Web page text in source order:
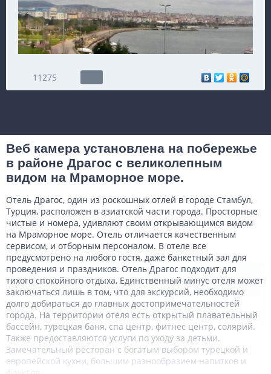
11275
Веб камера установлена на побережье
в районе Драгос с великолепным
видом на Мраморное море.
Отель Драгос, один из роскошных отлей в городе Стамбул,
Турция, расположен в азиатской части города. Просторные
чистые и номера, удивляют своим открывающимся видом
на Мраморное море. Отель отличается качественным
сервисом, и отборным персоналом. В отеле все
предусмотрено на любого гостя, даже банкетный зал для
проведения и праздников. Отель Драгос подходит для
тихого спокойного отдыха, Единственный минус отеля может
заключаться лишь в том, что для экскурсий, необходимо
долго добираться до главных достопримечательностей
города. На территории отеля есть открытый плавательный
бассейн, турецкая баня, спа центр, фитнес центр, солярий.
Также предоставляются услуги по уходу за детьми.
Замечательный ресторан с богатым выбором турецкой и
европейской кухни, большим разнообразием напитков и